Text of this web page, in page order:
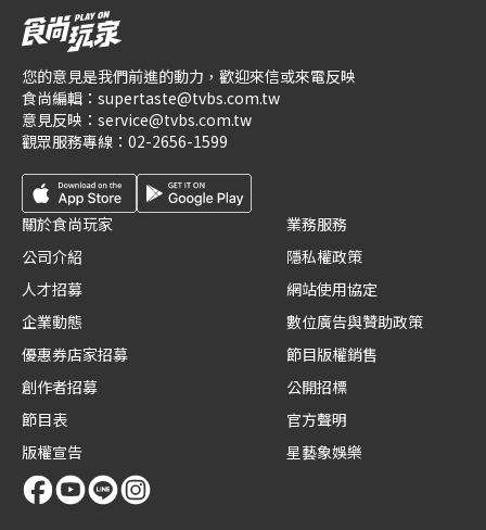
您的意見是我們前進的動力，歡迎來信或來電反映
食尚編輯： supertaste@tvbs.com.tw
意見反映： service@tvbs.com.tw
觀眾服務專線： 02-2656-1599
關於食尚玩家
公司介紹
人才招募
企業動態
優惠券店家招募
創作者招募
節目表
版權宣告
業務服務
隱私權政策
網站使用協定
數位廣告與贊助政策
節目版權銷售
公開招標
官方聲明
星藝象娛樂